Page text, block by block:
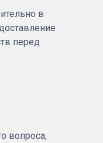
в
перед
вопроса,